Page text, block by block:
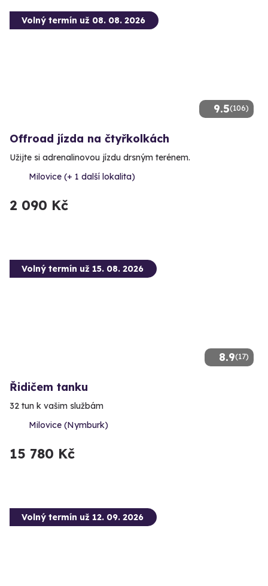
9.5(106)
Volný termín už 08. 08. 2026
Offroad jízda na čtyřkolkách
Užijte si adrenalinovou jízdu drsným terénem.
Milovice (+ 1 další lokalita)
2 090 Kč
8.9(17)
Volný termín už 15. 08. 2026
Řidičem tanku
32 tun k vašim službám
Milovice (Nymburk)
15 780 Kč
Volný termín už 12. 09. 2026